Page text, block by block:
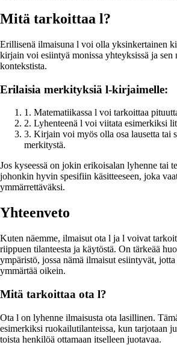
Mitä tarkoittaa l?
Erillisenä ilmaisuna l voi olla yksinkertainen
kirjain voi esiintyä monissa yhteyksissä ja
kontekstista.
Erilaisia merkityksiä l-kirjaimelle:
1. Matematiikassa l voi tarkoittaa
2. Lyhenteenä l voi viitata esimerkiksi
3. Kirjain voi myös olla osa lausetta tai
merkitystä.
Jos kyseessä on jokin erikoisalan lyhenne tai
johonkin hyvin spesifiin käsitteeseen, joka
ymmärrettäväksi.
Yhteenveto
Kuten näemme, ilmaisut ota l ja l voivat
riippuen tilanteesta ja käytöstä. On tärkeää
ympäristö, jossa nämä ilmaisut esiintyvät,
ymmärtää oikein.
Mitä tarkoittaa ota l?
Ota l on lyhenne ilmaisusta ota lasillinen.
esimerkiksi ruokailutilanteissa, kun tarjotaan
toista henkilöä ottamaan itselleen juotavaa.